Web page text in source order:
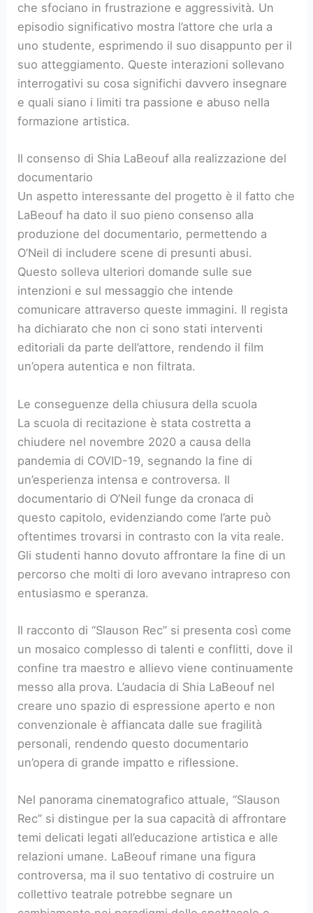
che sfociano in frustrazione e aggressività. Un
episodio significativo mostra l’attore che urla a
uno studente, esprimendo il suo disappunto per il
suo atteggiamento. Queste interazioni sollevano
interrogativi su cosa significhi davvero insegnare
e quali siano i limiti tra passione e abuso nella
formazione artistica.
Il consenso di Shia LaBeouf alla realizzazione del
documentario
Un aspetto interessante del progetto è il fatto che
LaBeouf ha dato il suo pieno consenso alla
produzione del documentario, permettendo a
O’Neil di includere scene di presunti abusi.
Questo solleva ulteriori domande sulle sue
intenzioni e sul messaggio che intende
comunicare attraverso queste immagini. Il regista
ha dichiarato che non ci sono stati interventi
editoriali da parte dell’attore, rendendo il film
un’opera autentica e non filtrata.
Le conseguenze della chiusura della scuola
La scuola di recitazione è stata costretta a
chiudere nel novembre 2020 a causa della
pandemia di COVID-19, segnando la fine di
un’esperienza intensa e controversa. Il
documentario di O’Neil funge da cronaca di
questo capitolo, evidenziando come l’arte può
oftentimes trovarsi in contrasto con la vita reale.
Gli studenti hanno dovuto affrontare la fine di un
percorso che molti di loro avevano intrapreso con
entusiasmo e speranza.
Il racconto di “Slauson Rec” si presenta così come
un mosaico complesso di talenti e conflitti, dove il
confine tra maestro e allievo viene continuamente
messo alla prova. L’audacia di Shia LaBeouf nel
creare uno spazio di espressione aperto e non
convenzionale è affiancata dalle sue fragilità
personali, rendendo questo documentario
un’opera di grande impatto e riflessione.
Nel panorama cinematografico attuale, “Slauson
Rec” si distingue per la sua capacità di affrontare
temi delicati legati all’educazione artistica e alle
relazioni umane. LaBeouf rimane una figura
controversa, ma il suo tentativo di costruire un
collettivo teatrale potrebbe segnare un